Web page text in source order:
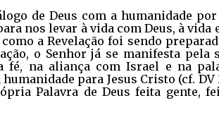
de Deus com a humanidade
nos levar à vida com Deus, à
a Revelação foi sendo
o Senhor já se manifesta pela
fé, na aliança com Israel e na
para Jesus Cristo (cf.
Palavra de Deus feita gente,